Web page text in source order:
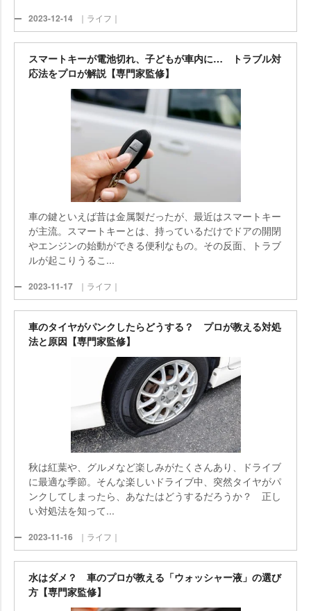
2023-12-14 ｜ライフ｜
スマートキーが電池切れ、子どもが車内に… トラブル対
応法をプロが解説【専門家監修】
車の鍵といえば昔は金属製だったが、最近はスマートキー
が主流。スマートキーとは、持っているだけでドアの開閉
エンジンの始動ができる便利なもの。その反面、トラブ
ルが起こりうるこ...
2023-11-17 ｜ライフ｜
車のタイヤがパンクしたらどうする？ プロが教える対処
法と原因【専門家監修】
秋は紅葉や、グルメなど楽しみがたくさんあり、ドライブ
に最適な季節。そんな楽しいドライブ中、突然タイヤがパ
ンクしてしまったら、あなたはどうするだろうか？ 正し
い対処法を知って...
2023-11-16 ｜ライフ｜
水はダメ？ 車のプロが教える「ウォッシャー液」の選び
方【専門家監修】